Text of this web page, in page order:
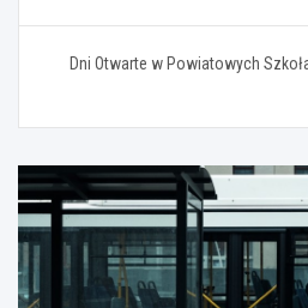
Dni Otwarte w Powiatowych